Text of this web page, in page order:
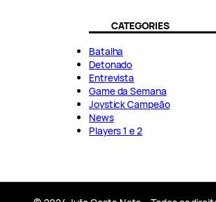
CATEGORIES
Batalha
Detonado
Entrevista
Game da Semana
Joystick Campeão
News
Players 1 e 2